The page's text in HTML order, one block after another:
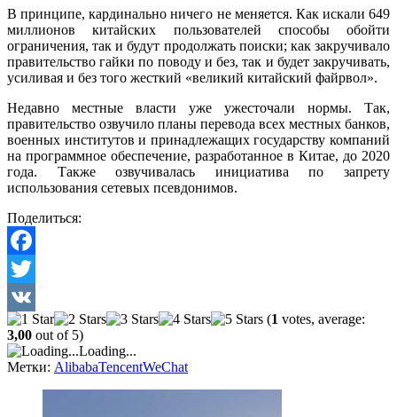
В принципе, кардинально ничего не меняется. Как искали 649
миллионов китайских пользователей способы обойти
ограничения, так и будут продолжать поиски; как закручивало
правительство гайки по поводу и без, так и будет закручивать,
усиливая и без того жесткий «великий китайский файрвол».
Недавно местные власти уже ужесточали нормы. Так,
правительство озвучило планы перевода всех местных банков,
военных институтов и принадлежащих государству компаний
на программное обеспечение, разработанное в Китае, до 2020
года. Также озвучивалась инициатива по запрету
использования сетевых псевдонимов.
Поделиться:
Facebook
Twitter
VK
(1 votes, average:
3,00 out of 5)
Loading...
Метки: AlibabaTencentWeChat